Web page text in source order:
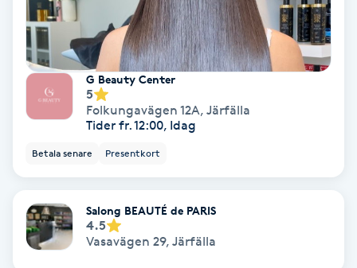
Bröllopsuppsättning
Celluliter
Coachning
Cryoterapi
G Beauty Center
5
Folkungavägen 12A, Järfälla
Tider fr. 12:00, Idag
Betala senare Presentkort
Salong BEAUTÉ de PARIS
4.5
Vasavägen 29, Järfälla